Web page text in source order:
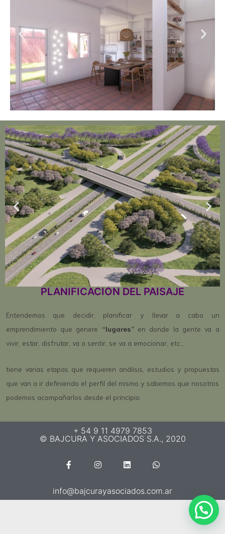
PLANIFICACIÓN DEL PAISAJE
Entendemos que decidir, planificar y llevar a cabo un
emprendimiento que genere “lugares” en donde la gente va a
vivir, estar, disfrutar, va a sentir, se va a emocionar, etc.,
tiene varias etapas que requieren análisis, estudios y propuestas
que van a ir definiendo el perfil del mismo y sabemos que nosotros
podemos acompañarlos desde el principio.
+ 54 9 11 4979 7853
© BAJCURA Y ASOCIADOS S.A., 2020
info@bajcurayasociados.com.ar